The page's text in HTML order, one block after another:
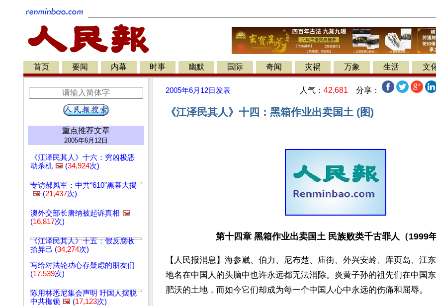
首页 要闻 内幕 时事 幽默 国际 奇闻 灾祸 万象 生活 文
重点推荐文章
2005年6月12日
《江泽民其人》十六：穷凶极恶
动杀机 🖼️ (34,924次)
专访郝凤军：中共“610”黑幕大揭
🖼️ (21,437次)
澳外交部长唐纳被起诉真相 🖼️
(16,817次)
《江泽民其人》十五：假反腐收
拾异己 (34,274次)
写给对法轮功心存疑虑的朋友们
(17,539次)
陈用林悉尼集会声明 吁国人摆脱
中共枷锁 🖼️ (17,123次)
2005年6月12日 发表 人气： 42,681 分享：
《江泽民其人》十四：黑箱作业出卖国土 (图)
第十四章 黑箱作业出卖国土 民族败类千古罪人（1999年
【人民报消息】海参崴、伯力、尼布楚、庙街、外兴安岭、库页岛、
地名在中国人的头脑中也许永远都无法消除。炎黄子孙的祖先们在中国
肥沃的土地，而如今它们却成为每一个中国人心中永远的伤痛和屈辱。